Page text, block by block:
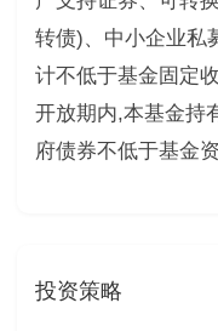
转债)、中小企业私
计不低于基金固定
开放期内,本基金持
府债券不低于基金
投资策略